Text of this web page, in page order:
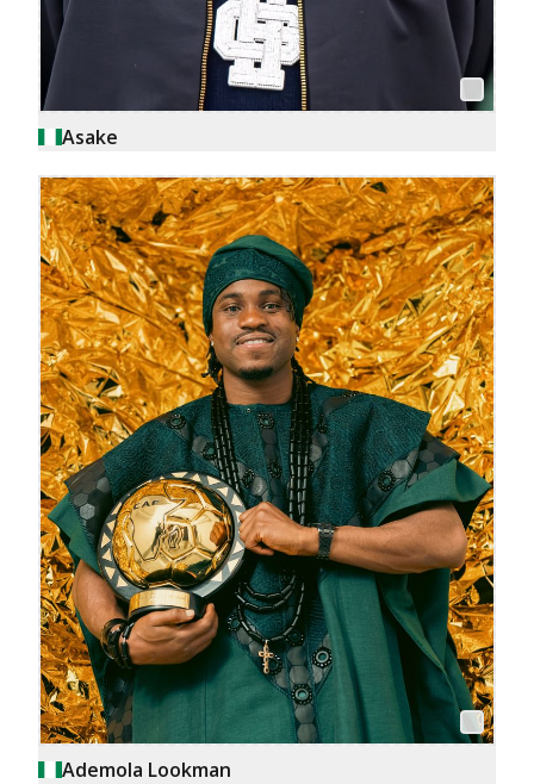
Asake
Ademola Lookman